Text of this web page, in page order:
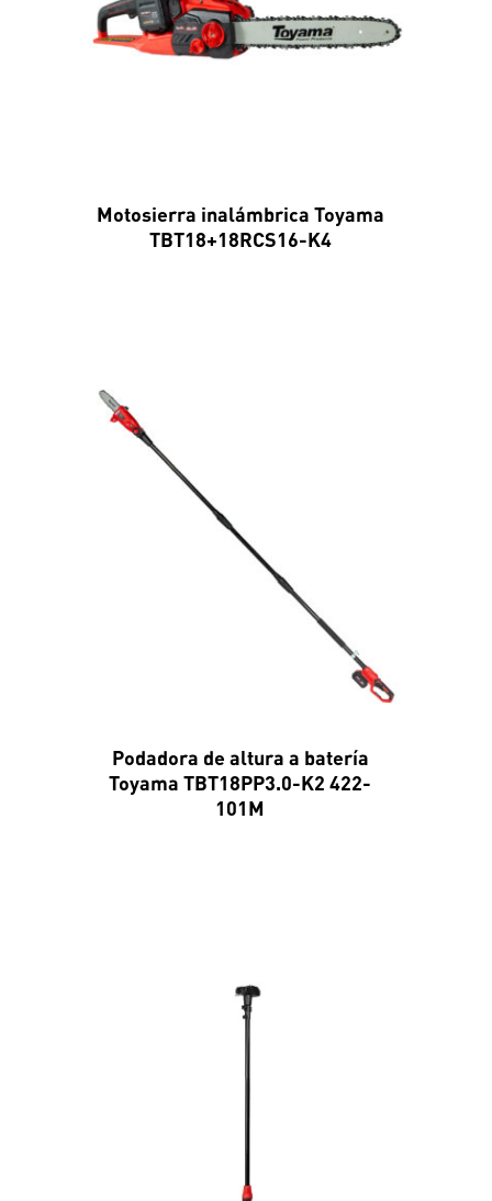
Motosierra inalámbrica Toyama
TBT18+18RCS16-K4
Podadora de altura a batería
Toyama TBT18PP3.0-K2 422-
101M